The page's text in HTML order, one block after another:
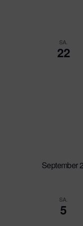
SA.
22
September
SA.
5